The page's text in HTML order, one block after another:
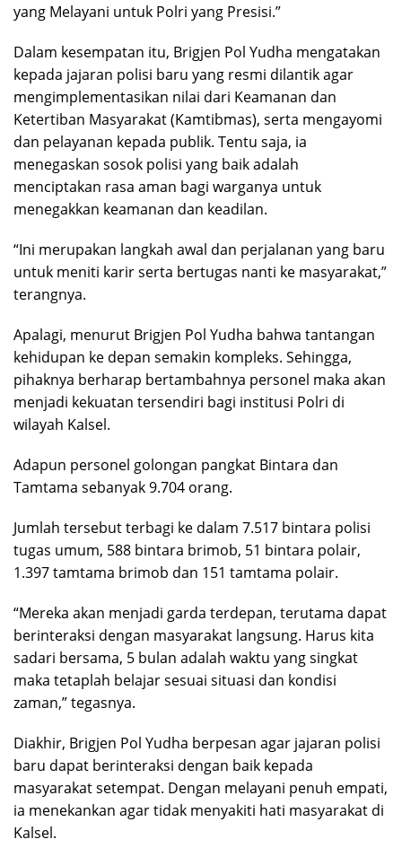
yang Melayani untuk Polri yang Presisi.”
Dalam kesempatan itu, Brigjen Pol Yudha mengatakan
kepada jajaran polisi baru yang resmi dilantik agar
mengimplementasikan nilai dari Keamanan dan
Ketertiban Masyarakat (Kamtibmas), serta mengayomi
dan pelayanan kepada publik. Tentu saja, ia
menegaskan sosok polisi yang baik adalah
menciptakan rasa aman bagi warganya untuk
menegakkan keamanan dan keadilan.
“Ini merupakan langkah awal dan perjalanan yang baru
untuk meniti karir serta bertugas nanti ke masyarakat,”
terangnya.
Apalagi, menurut Brigjen Pol Yudha bahwa tantangan
kehidupan ke depan semakin kompleks. Sehingga,
pihaknya berharap bertambahnya personel maka akan
menjadi kekuatan tersendiri bagi institusi Polri di
wilayah Kalsel.
Adapun personel golongan pangkat Bintara dan
Tamtama sebanyak 9.704 orang.
Jumlah tersebut terbagi ke dalam 7.517 bintara polisi
tugas umum, 588 bintara brimob, 51 bintara polair,
1.397 tamtama brimob dan 151 tamtama polair.
“Mereka akan menjadi garda terdepan, terutama dapat
berinteraksi dengan masyarakat langsung. Harus kita
sadari bersama, 5 bulan adalah waktu yang singkat
maka tetaplah belajar sesuai situasi dan kondisi
zaman,” tegasnya.
Diakhir, Brigjen Pol Yudha berpesan agar jajaran polisi
baru dapat berinteraksi dengan baik kepada
masyarakat setempat. Dengan melayani penuh empati,
ia menekankan agar tidak menyakiti hati masyarakat di
Kalsel.